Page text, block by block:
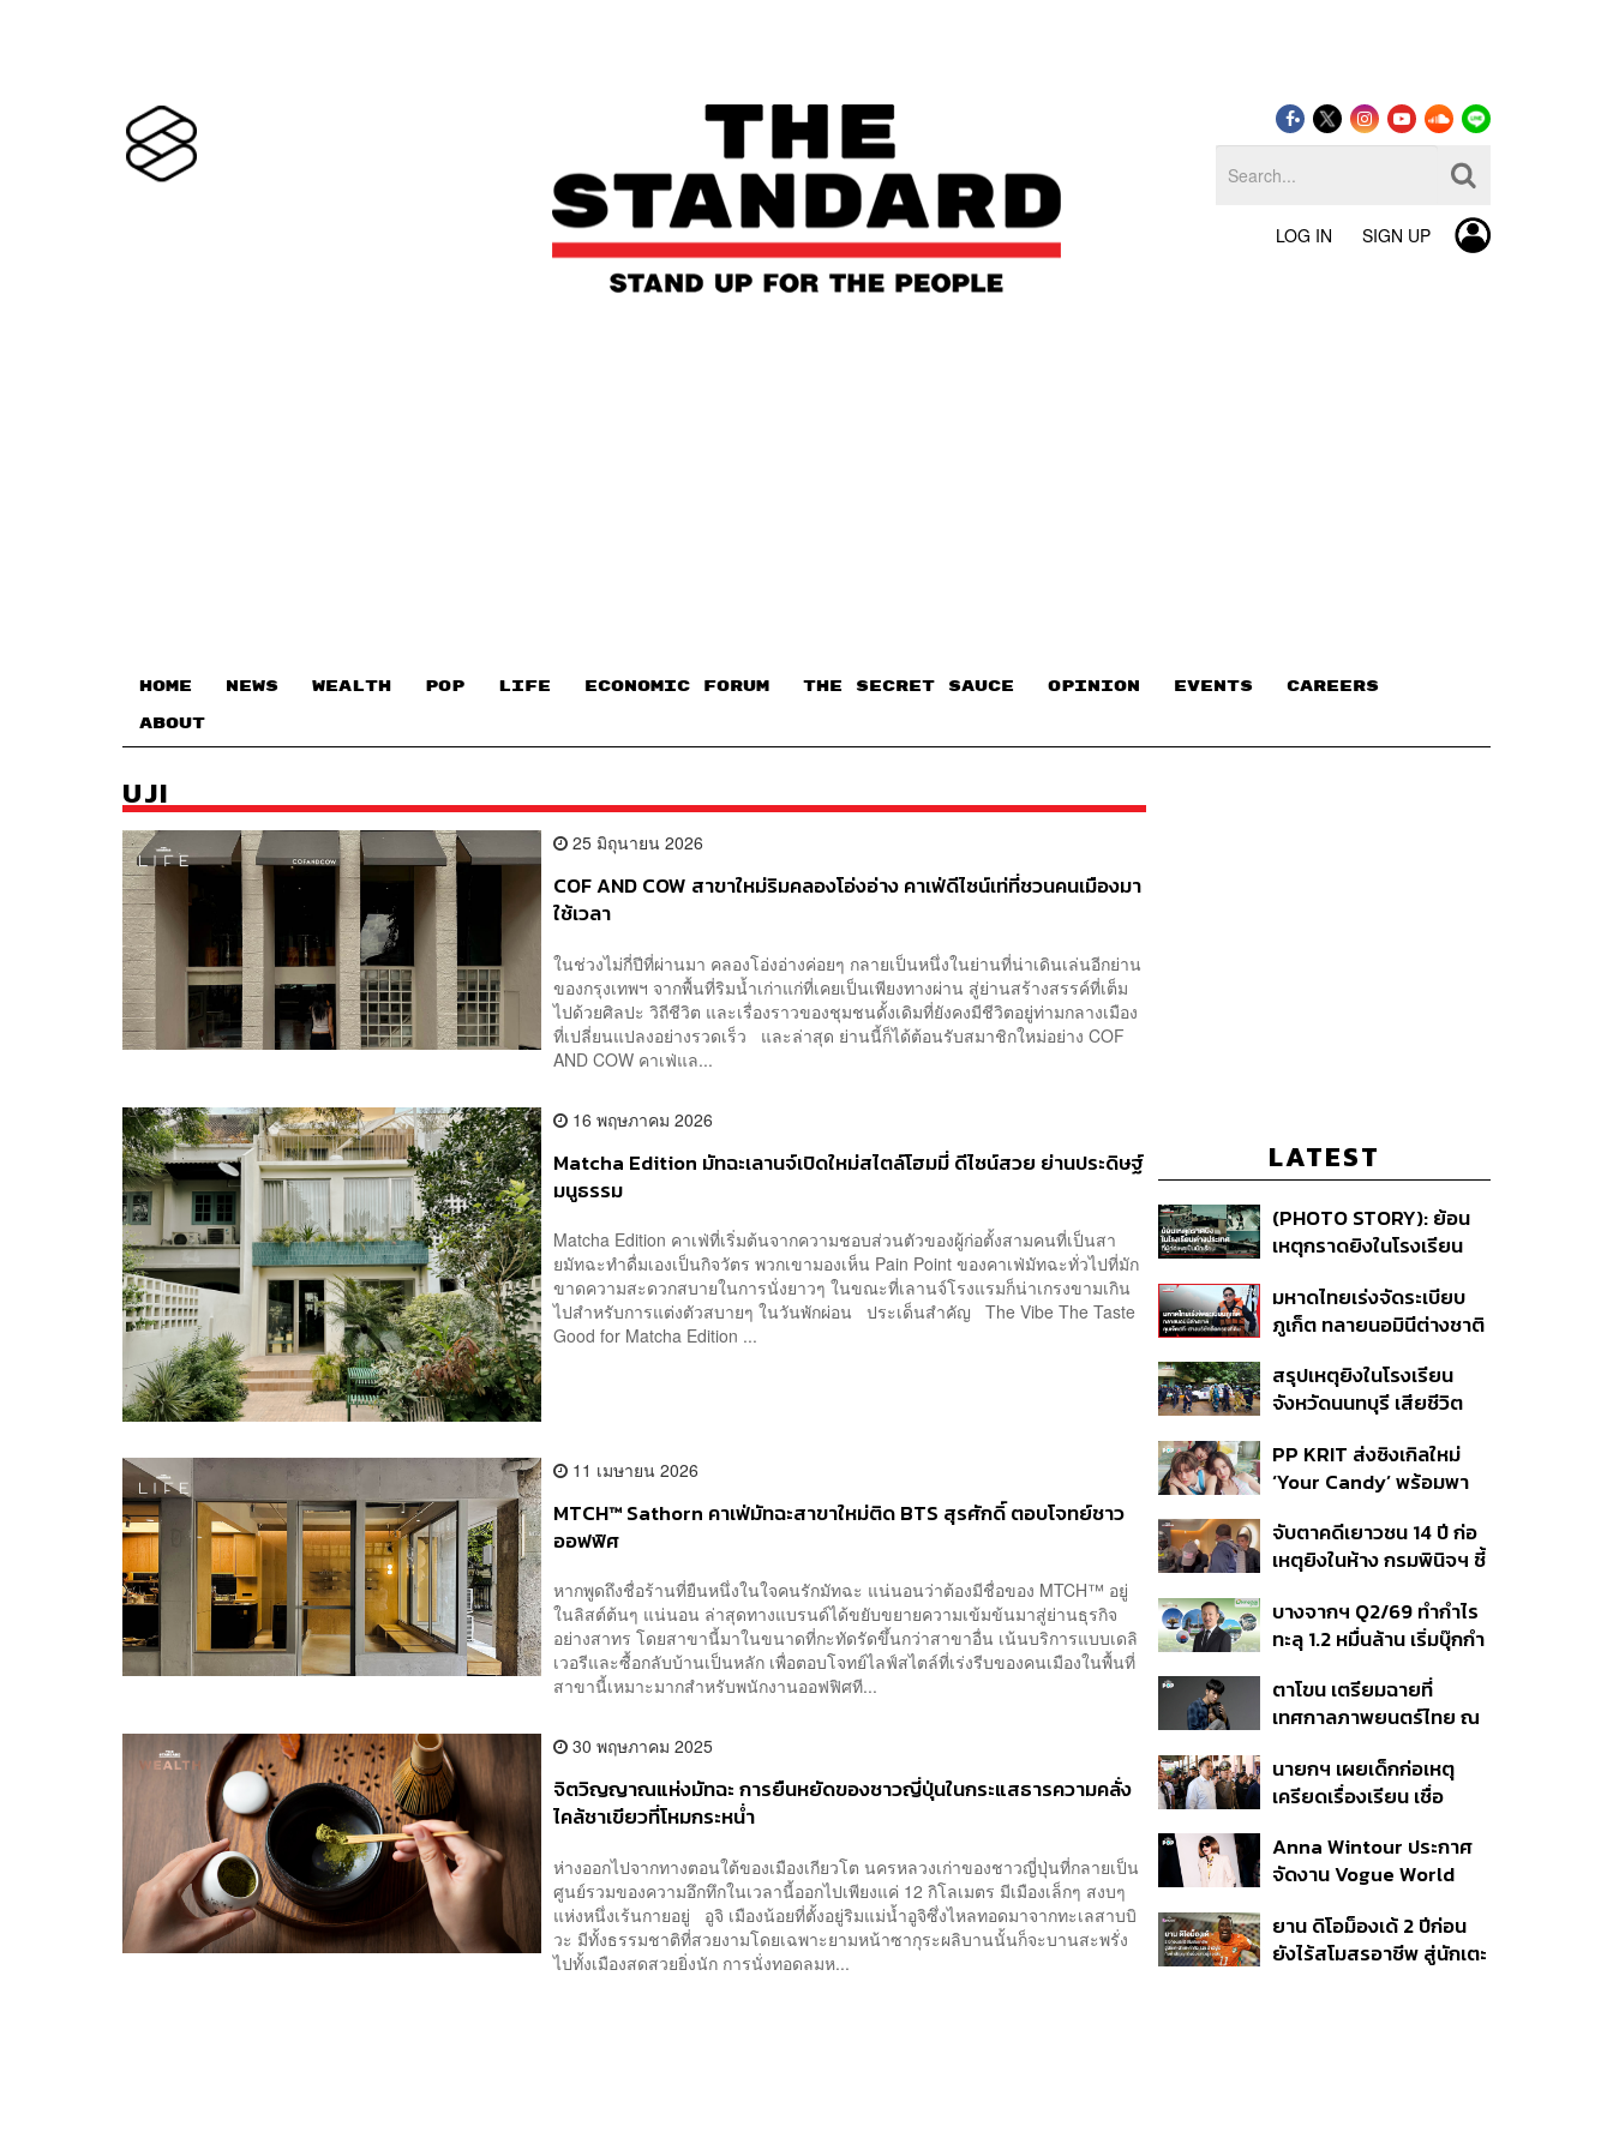
LOG IN SIGN UP
HOME NEWS WEALTH POP LIFE ECONOMIC FORUM THE SECRET SAUCE​ OPINION EVENTS CAREERS
ABOUT
UJI
25 มิถุนายน 2026
COF AND COW สาขาใหม่ริมคลองโอ่งอ่าง คาเฟ่ดีไซน์เท่ที่ชวนคนเมืองมา
ใช้เวลา
ในช่วงไม่กี่ปีที่ผ่านมา คลองโอ่งอ่างค่อยๆ กลายเป็นหนึ่งในย่านที่น่าเดินเล่นอีกย่าน
ของกรุงเทพฯ จากพื้นที่ริมน้ำเก่าแก่ที่เคยเป็นเพียงทางผ่าน สู่ย่านสร้างสรรค์ที่เต็ม
ไปด้วยศิลปะ วิถีชีวิต และเรื่องราวของชุมชนดั้งเดิมที่ยังคงมีชีวิตอยู่ท่ามกลางเมือง
ที่เปลี่ยนแปลงอย่างรวดเร็ว และล่าสุด ย่านนี้ก็ได้ต้อนรับสมาชิกใหม่อย่าง COF
AND COW คาเฟ่แล...
16 พฤษภาคม 2026
Matcha Edition มัทฉะเลานจ์เปิดใหม่สไตล์โฮมมี่ ดีไซน์สวย ย่านประดิษฐ์
มนูธรรม
Matcha Edition คาเฟ่ที่เริ่มต้นจากความชอบส่วนตัวของผู้ก่อตั้งสามคนที่เป็นสา
ยมัทฉะทำดื่มเองเป็นกิจวัตร พวกเขามองเห็น Pain Point ของคาเฟ่มัทฉะทั่วไปที่มัก
ขาดความสะดวกสบายในการนั่งยาวๆ ในขณะที่เลานจ์โรงแรมก็น่าเกรงขามเกิน
ไปสำหรับการแต่งตัวสบายๆ ในวันพักผ่อน ประเด็นสำคัญ The Vibe The Taste
Good for Matcha Edition ...
11 เมษายน 2026
MTCH™ Sathorn คาเฟ่มัทฉะสาขาใหม่ติด BTS สุรศักดิ์ ตอบโจทย์ชาว
ออฟฟิศ
หากพูดถึงชื่อร้านที่ยืนหนึ่งในใจคนรักมัทฉะ แน่นอนว่าต้องมีชื่อของ MTCH™ อยู่
ในลิสต์ต้นๆ แน่นอน ล่าสุดทางแบรนด์ได้ขยับขยายความเข้มข้นมาสู่ย่านธุรกิจ
อย่างสาทร โดยสาขานี้มาในขนาดที่กะทัดรัดขึ้นกว่าสาขาอื่น เน้นบริการแบบเดลิ
เวอรีและซื้อกลับบ้านเป็นหลัก เพื่อตอบโจทย์ไลฟ์สไตล์ที่เร่งรีบของคนเมืองในพื้นที่
สาขานี้เหมาะมากสำหรับพนักงานออฟฟิศที...
30 พฤษภาคม 2025
จิตวิญญาณแห่งมัทฉะ การยืนหยัดของชาวญี่ปุ่นในกระแสธารความคลั่ง
ไคล้ชาเขียวที่โหมกระหน่ำ
ห่างออกไปจากทางตอนใต้ของเมืองเกียวโต นครหลวงเก่าของชาวญี่ปุ่นที่กลายเป็น
ศูนย์รวมของความอึกทึกในเวลานี้ออกไปเพียงแค่ 12 กิโลเมตร มีเมืองเล็กๆ สงบๆ
แห่งหนึ่งเร้นกายอยู่ อูจิ เมืองน้อยที่ตั้งอยู่ริมแม่น้ำอูจิซึ่งไหลทอดมาจากทะเลสาบบิ
วะ มีทั้งธรรมชาติที่สวยงามโดยเฉพาะยามหน้าซากุระผลิบานนั้นก็จะบานสะพรั่ง
ไปทั้งเมืองสดสวยยิ่งนัก การนั่งทอดลมห...
LATEST
(PHOTO STORY): ย้อน
เหตุกราดยิงในโรงเรียน
นักเรียน
มหาดไทยเร่งจัดระเบียบ
ภูเก็ต ทลายนอมินีต่างชาติ
ที่ดิน เคลียร์ใบอนุญาต
โรงแรมค้าง 7 ปี
สรุปเหตุยิงในโรงเรียน
จังหวัดนนทบุรี เสียชีวิต
ปมค้นประวัติคดีกราดยิงที่
สหรัฐฯ
PP KRIT ส่งซิงเกิลใหม่
‘Your Candy’ พร้อมพา
สิกวิดีโอ
จับตาคดีเยาวชน 14 ปี ก่อ
เหตุยิงในห้าง กรมพินิจฯ ชี้
เนื่อง ประเมินปล่อยตัว
บางจากฯ Q2/69 ทำกำไร
ทะลุ 1.2 หมื่นล้าน เริ่มบุ๊กกำ
แรก หนุนรายได้ครึ่งปีทะลุ
3.2 แสนล้าน
ตาโขน เตรียมฉายที่
เทศกาลภาพยนตร์ไทย ณ
นายกฯ เผยเด็กก่อเหตุ
เครียดเรื่องเรียน เชื่อ
กระสุนอีกกว่า 30 นัด หาก
ไม่จบชีวิตตัวเองอาจสูญ
Anna Wintour ประกาศ
จัดงาน Vogue World
ยาน ดิโอม็องเด้ 2 ปีก่อน
ยังไร้สโมสรอาชีพ สู่นักเตะ